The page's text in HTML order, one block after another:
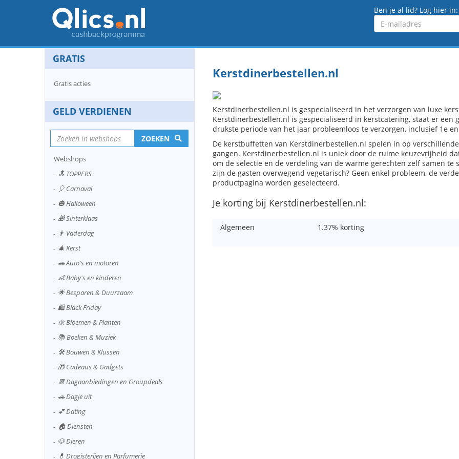
Ben je al lid? Log hier in:
Emailadres
Kerstdinerbestellen.nl
Kerstdinerbestellen.nl is gespecialiseerd in het verzorgen van luxe
Kerstdinerbestellen.nl is gespecialiseerd in kerstcatering, staat er een
drukste periode van het jaar probleemloos te verzorgen, inclusief 1e
De kerstbuffetten van Kerstdinerbestellen.nl spelen in op
gangen. Kerstdinerbestellen.nl is uniek door de ruime keuzevrijheid
om de selectie en de verdeling van de warme gerechten zelf samen
zijn de gasten overwegend vegetarisch? Geen enkel probleem, de
productpagina worden geselecteerd.
Je korting bij Kerstdinerbestellen.nl:
Algemeen 1.37% korting
GRATIS
Gratis acties
GELD VERDIENEN
ZOEKEN
Webshops
🔝 TOPPERS
🎈 Carnaval
🎃 Halloween
🎁 Sinterklaas
👨 Vaderdag
🎄 Kerst
🚗 Auto's en motoren
👶 Baby's en kinderen
🌟 Besparen & Duurzaam
🛍️ Black Friday
🌼 Bloemen & Planten
📚 Boeken & Muziek
🛠️ Bouwen & Klussen
🎁 Cadeaus & Gadgets
📆 Dagaanbiedingen en Groupdeals
🚗 Dagje uit
💕 Dating
🏠 Diensten
🐶 Dieren
💊 Drogisterijen en Parfumerie